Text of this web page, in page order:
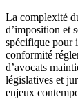
La complexité
d’imposition et
spécifique pour
conformité
d’avocats
législatives et
enjeux